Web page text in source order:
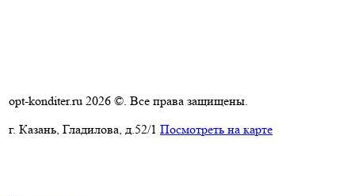
opt-konditer.ru 2026 ©. Все права защищены.
г. Казань, Гладилова, д.52/1 Посмотреть на карте